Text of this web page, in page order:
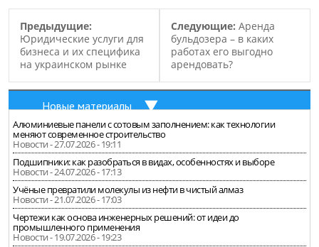
Предыдущие:
Юридические услуги для
бизнеса и их специфика
на украинском рынке
Следующие: Аренда
бульдозера – в каких
работах его выгодно
арендовать?
Новые материалы
Алюминиевые панели с сотовым заполнением: как технологии
меняют современное строительство
Новости - 27.07.2026 - 19:11
Подшипники: как разобраться в видах, особенностях и выборе
Новости - 24.07.2026 - 17:13
Учёные превратили молекулы из нефти в чистый алмаз
Новости - 21.07.2026 - 17:03
Чертежи как основа инженерных решений: от идеи до
промышленного применения
Новости - 19.07.2026 - 19:23